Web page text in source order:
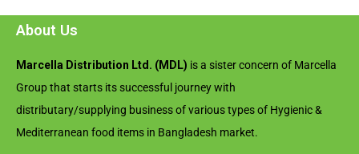
About Us
Marcella Distribution Ltd. (MDL) is a sister concern of Marcella
Group that starts its successful journey with
distributary/supplying business of various types of Hygienic &
Mediterranean food items in Bangladesh market.